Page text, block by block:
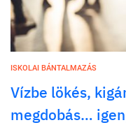
ISKOLAI BÁNTALMAZÁS
Vízbe lökés,
megdobás…